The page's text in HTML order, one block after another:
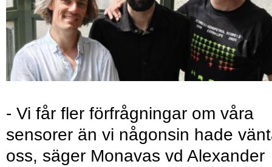
- Vi får fler förfrågningar om våra
sensorer än vi någonsin hade
oss, säger Monavas vd Alexander